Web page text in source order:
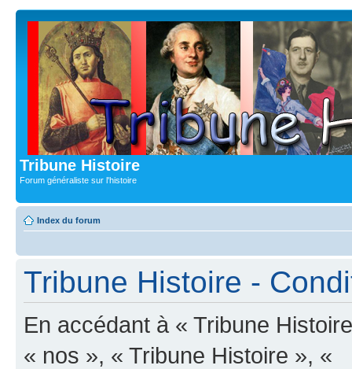
Tribune Histoire
Forum généraliste sur l'histoire
Index du forum
Tribune Histoire -
En accédant à « Tribune
« nos », « Tribune Histoire », «